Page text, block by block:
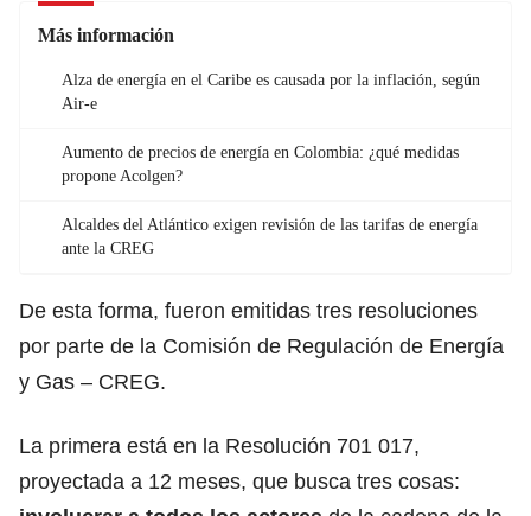
Más información
Alza de energía en el Caribe es causada por la inflación, según
Air-e
Aumento de precios de energía en Colombia: ¿qué medidas
propone Acolgen?
Alcaldes del Atlántico exigen revisión de las tarifas de energía
ante la CREG
De esta forma, fueron emitidas tres resoluciones
por parte de la Comisión de Regulación de Energía
y Gas – CREG.
La primera está en la Resolución 701 017,
proyectada a 12 meses, que busca tres cosas: